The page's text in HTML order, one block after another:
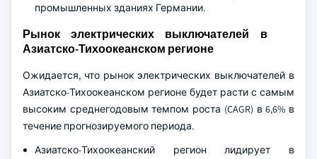
промышленных зданиях Германии.
Рынок электрических выключателей в
Азиатско-Тихоокеанском регионе
Ожидается, что рынок электрических выключателей в
Азиатско-Тихоокеанском регионе будет расти с самым
высоким среднегодовым темпом роста (CAGR) в 6,6% в
течение прогнозируемого периода.
Азиатско-Тихоокеанский регион лидирует в